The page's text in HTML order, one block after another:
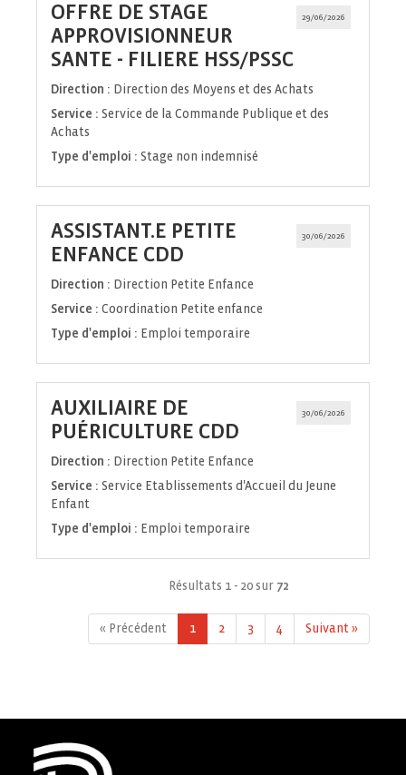
29/06/2026
OFFRE DE STAGE
APPROVISIONNEUR
SANTE - FILIERE HSS/PSSC(Nouvelle
fenêtre)
Direction : Direction des Moyens et des Achats
Service : Service de la Commande Publique et des
Achats
Type d'emploi : Stage non indemnisé
30/06/2026
ASSISTANT.E PETITE
ENFANCE CDD
fenêtre)
Direction : Direction Petite Enfance
Service : Coordination Petite enfance
Type d'emploi : Emploi temporaire
30/06/2026
AUXILIAIRE DE
PUÉRICULTURE CDD
fenêtre)
Direction : Direction Petite Enfance
Service : Service Etablissements d'Accueil du Jeune
Enfant
Type d'emploi : Emploi temporaire
Résultats 1 - 20 sur 72
« Précédent 1 2 3 4 Suivant »